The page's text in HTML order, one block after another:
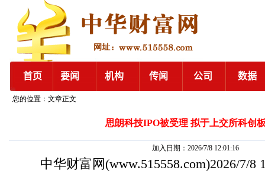
您的位置：文章正文
思朗科技IPO被受理 拟于上交所科创
加入日期：2026/7/8 12:01:16
中华财富网 (www.515558.com)2026/7/8